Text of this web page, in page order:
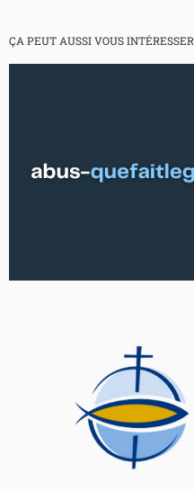
ÇA PEUT AUSSI VOUS INTÉRESSER